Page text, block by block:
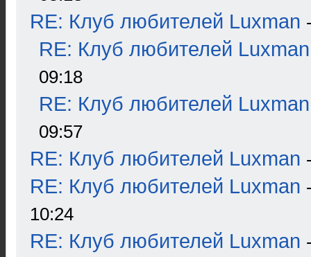
RE: Клуб любителей Luxman
RE: Клуб любителей Luxman
09:18
RE: Клуб любителей Luxman
09:57
RE: Клуб любителей Luxman
RE: Клуб любителей Luxman
10:24
RE: Клуб любителей Luxman